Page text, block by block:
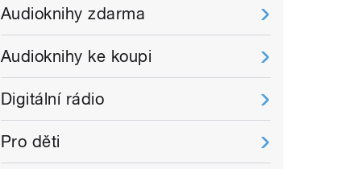
Audioknihy zdarma
Audioknihy ke koupi
Digitální rádio
Pro děti